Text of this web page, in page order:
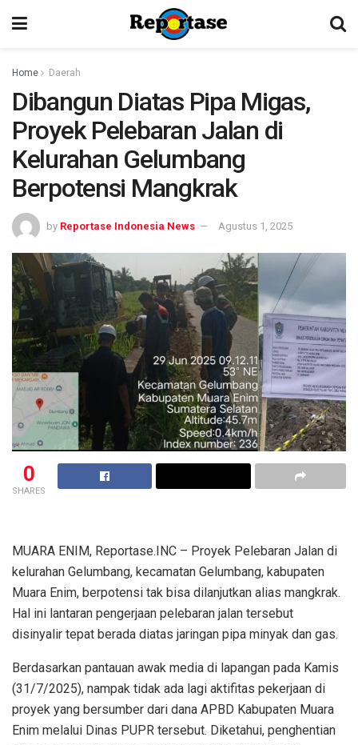
Home Daerah
Dibangun Diatas Pipa Migas,
Proyek Pelebaran Jalan di
Kelurahan Gelumbang
Berpotensi Mangkrak
by Reportase Indonesia News Agustus 1, 2025
0
SHARES
MUARA ENIM, Reportase.INC – Proyek Pelebaran Jalan di
kelurahan Gelumbang, kecamatan Gelumbang, kabupaten
Muara Enim, berpotensi tak bisa dilanjutkan alias mangkrak.
Hal ini lantaran pengerjaan pelebaran jalan tersebut
disinyalir tepat berada diatas jaringan pipa minyak dan gas.
Berdasarkan pantauan awak media di lapangan pada Kamis
(31/7/2025), nampak tidak ada lagi aktifitas pekerjaan di
proyek yang bersumber dari dana APBD Kabupaten Muara
Enim melalui Dinas PUPR tersebut. Diketahui, penghentian